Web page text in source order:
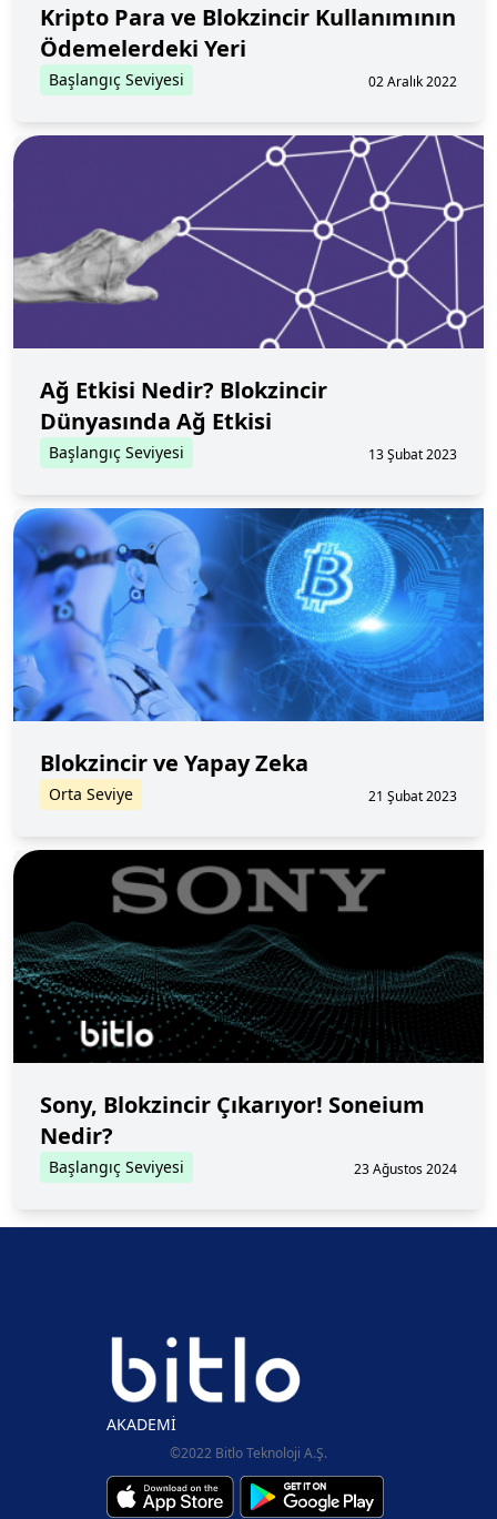
Kripto Para ve Blokzincir Kullanımının
Ödemelerdeki Yeri
Başlangıç Seviyesi 02 Aralık 2022
Ağ Etkisi Nedir? Blokzincir
Dünyasında Ağ Etkisi
Başlangıç Seviyesi 13 Şubat 2023
Blokzincir ve Yapay Zeka
Orta Seviye 21 Şubat 2023
Sony, Blokzincir Çıkarıyor! Soneium
Nedir?
Başlangıç Seviyesi 23 Ağustos 2024
AKADEMİ
©2022 Bitlo Teknoloji A.Ş.